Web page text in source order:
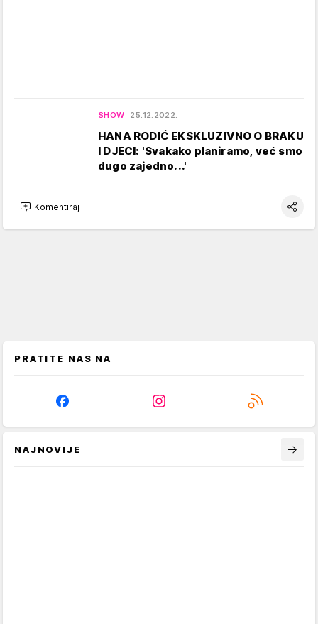
SHOW 25.12.2022.
HANA RODIĆ EKSKLUZIVNO O BRAKU
I DJECI: 'Svakako planiramo, već smo
dugo zajedno...'
Komentiraj
PRATITE NAS NA
NAJNOVIJE